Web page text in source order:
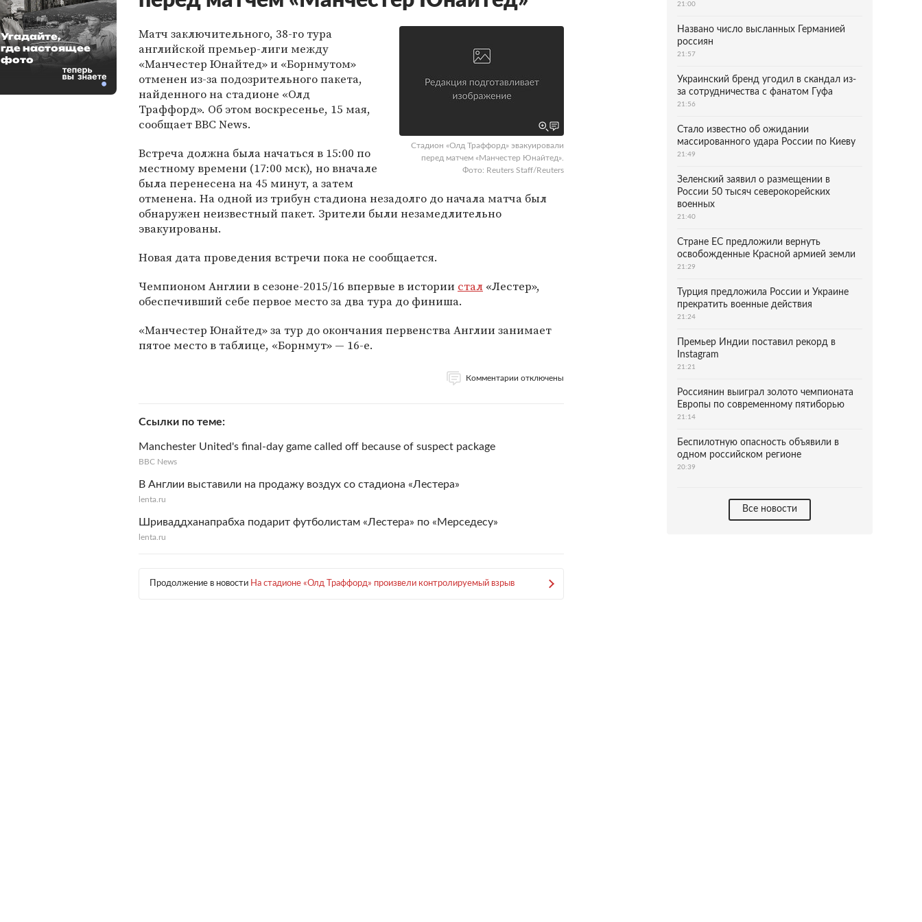
Стадион «Олд Траффорд» эвакуировали
перед матчем «Манчестер Юнайтед».
Фото: Reuters Staff/Reuters
Матч заключительного, 38-го тура
английской премьер-лиги между
«Манчестер Юнайтед» и «Борнмутом»
отменен из-за подозрительного пакета,
найденного на стадионе «Олд
Траффорд». Об этом воскресенье, 15 мая,
сообщает BBC News.
Встреча должна была начаться в 15:00 по
местному времени (17:00 мск), но вначале
была перенесена на 45 минут, а затем
отменена. На одной из трибун стадиона незадолго до начала матча был
обнаружен неизвестный пакет. Зрители были незамедлительно
эвакуированы.
Новая дата проведения встречи пока не сообщается.
Чемпионом Англии в сезоне-2015/16 впервые в истории стал «Лестер»,
обеспечивший себе первое место за два тура до финиша.
«Манчестер Юнайтед» за тур до окончания первенства Англии занимает
пятое место в таблице, «Борнмут» — 16-е.
Комментарии отключены
Ссылки по теме
Manchester United's final-day game called off because of suspect package
BBC News
В Англии выставили на продажу воздух со стадиона «Лестера»
lenta.ru
Шриваддханапрабха подарит футболистам «Лестера» по «Мерседесу»
lenta.ru
Продолжение в новости На стадионе «Олд Траффорд» произвели контролируемый взрыв
Угадайте,
где настоящее
фото
21:00
Названо число высланных Германией
россиян
21:57
Украинский бренд угодил в скандал из-
за сотрудничества с фанатом Гуфа
21:56
Стало известно об ожидании
массированного удара России по Киеву
21:49
Зеленский заявил о размещении в
России 50 тысяч северокорейских
военных
21:40
Стране ЕС предложили вернуть
освобожденные Красной армией земли
21:29
Турция предложила России и Украине
прекратить военные действия
21:24
Премьер Индии поставил рекорд в
Instagram
21:21
Россиянин выиграл золото чемпионата
Европы по современному пятиборью
21:14
Беспилотную опасность объявили в
одном российском регионе
20:39
Все новости